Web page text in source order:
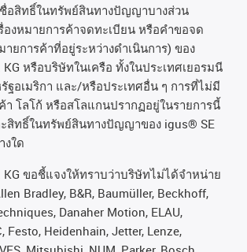
อสิทธิ์ในทรัพย์สินทางปัญญาบางส่วน
องหมายการค้าจดทะเบียน หรือคำขอจด
ายการค้าที่อยู่ระหว่างดำเนินการ) ของ
หรือบริษัทในเครือ ทั้งในประเทศเยอรมนี
ฐอเมริกา และ/หรือประเทศอื่น ๆ การที่ไม่มี
า โลโก้ หรือสโลแกนปรากฏอยู่ในรายการนี้
สิทธิ์ในทรัพย์สินทางปัญญาของ igus® SE
งใด
KG ขอชี้แจงให้ทราบว่าบริษัทไม่ได้จําหน่าย
Bradley, B&R, Baumüller, Beckhoff,
Danaher Motion, ELAU,
Festo, Heidenhain, Jetter, Lenze,